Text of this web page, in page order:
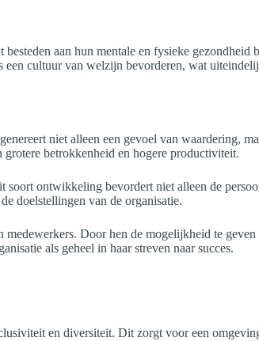
aan hun mentale en fysieke gezondheid
een cultuur van welzijn bevorderen, wat
niet alleen een gevoel van waardering,
betrokkenheid en hogere productiviteit.
ontwikkeling bevordert niet alleen de
doelstellingen van de organisatie.
Door hen de mogelijkheid te
als geheel in haar streven naar succes.
en diversiteit. Dit zorgt voor een